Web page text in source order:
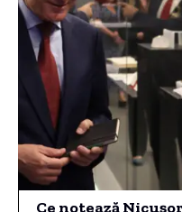
Ce notează